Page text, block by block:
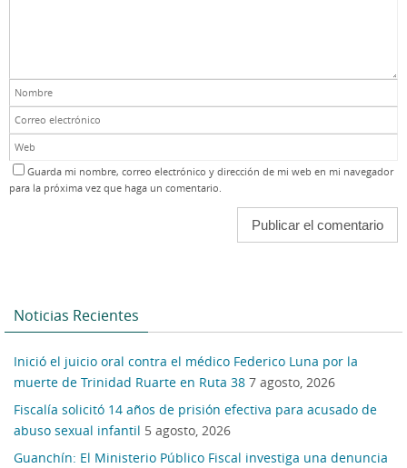
Guarda mi nombre, correo electrónico y dirección de mi web en mi navegador
para la próxima vez que haga un comentario.
Noticias Recientes
Inició el juicio oral contra el médico Federico Luna por la
muerte de Trinidad Ruarte en Ruta 38 7 agosto, 2026
Fiscalía solicitó 14 años de prisión efectiva para acusado de
abuso sexual infantil 5 agosto, 2026
Guanchín: El Ministerio Público Fiscal investiga una denuncia